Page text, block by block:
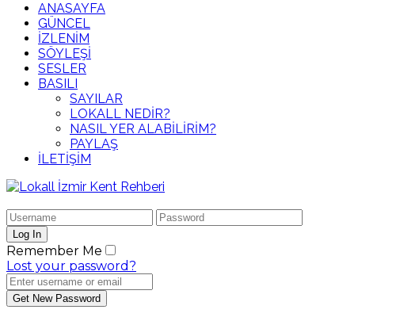
ANASAYFA
GÜNCEL
İZLENİM
SÖYLEŞİ
SESLER
BASILI
SAYILAR
LOKALL NEDİR?
NASIL YER ALABİLİRİM?
PAYLAŞ
İLETİŞİM
Remember Me
Lost your password?